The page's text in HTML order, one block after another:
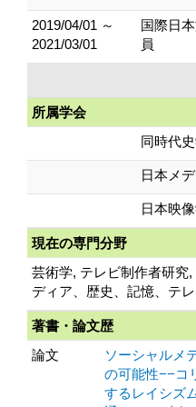
2019/04/01 ～
2021/03/01
国際日
員
所属学会
同時代
日本メ
日本映
現在の専門分野
芸術学, テレビ制作者研究
ディア、歴史、記憶、テ
著書・論文歴
論文
ソーシャルメ
の可能性−−コ
するレイシズ